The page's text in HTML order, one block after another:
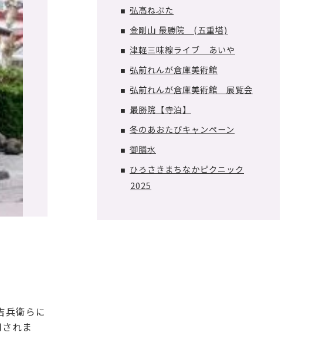
兵衛らに
れま
■ 弘高ねぷた
■ 金剛山 最勝院 (五重塔)
■ 津軽三味線ライブ あいや
■ 弘前れんが倉庫美術館
■ 弘前れんが倉庫美術館 展覧会
■ 最勝院【寺泊】
■ 冬のあおたびキャンペーン
■ 御膳水
■
ひろさきまちなかピクニック
2025